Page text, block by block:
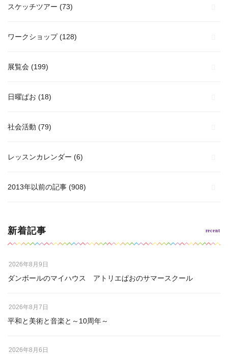
スケッチツアー (73)
ワークショップ(128)
展覧会 (199)
日曜ぱお (18)
社会活動 (79)
レッスンカレンダー (6)
2013年以前の記事 (908)
新着記事
ダンボールのマイハウス アトリエぱおのサマースクール
2026年8月9日
平和と美術と音楽と～10周年～
2026年8月7日
2026年8月6日